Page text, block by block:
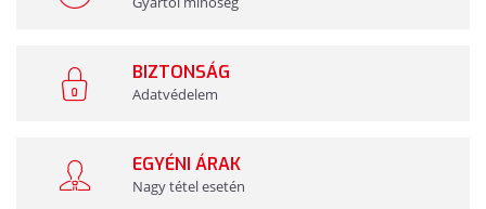
BIZTONSÁG
Adatvédelem
EGYÉNI ÁRAK
Nagy tétel esetén